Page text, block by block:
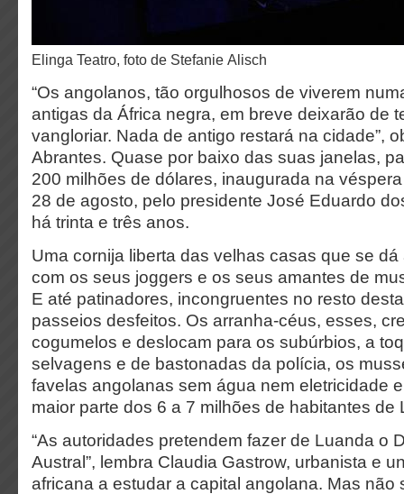
Elinga Teatro, foto de Stefanie Alisch
“Os angolanos, tão orgulhosos de viverem
antigas da África negra, em breve deixarão de
vangloriar. Nada de antigo restará na cidade”,
Abrantes. Quase por baixo das suas janelas,
200 milhões de dólares, inaugurada na
28 de agosto, pelo presidente José Eduardo
há trinta e três anos.
Uma cornija liberta das velhas casas que se
com os seus joggers e os seus amantes de
E até patinadores, incongruentes no resto
passeios desfeitos. Os arranha-céus, esses,
cogumelos e deslocam para os subúrbios, a
selvagens e de bastonadas da polícia, os
favelas angolanas sem água nem eletricidade
maior parte dos 6 a 7 milhões de habitantes de
“As autoridades pretendem fazer de Luanda o
Austral”, lembra Claudia Gastrow, urbanista e
africana a estudar a capital angolana. Mas não